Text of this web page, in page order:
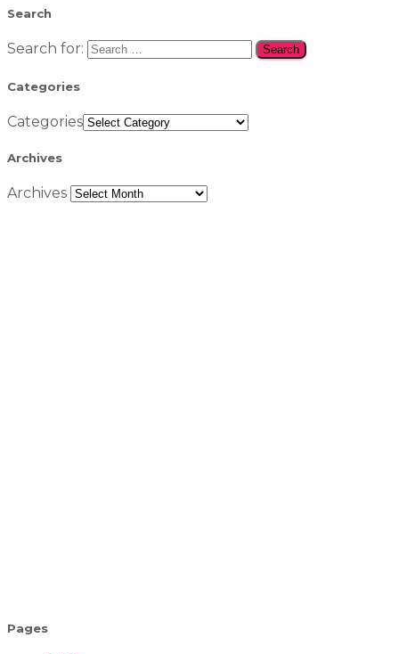
Search
Search for:
Categories
Categories
Archives
Archives
Pages